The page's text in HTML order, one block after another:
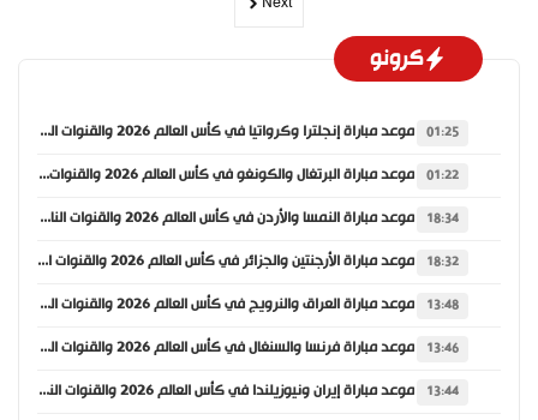
كرونو
01:25 موعد مباراة إنجلترا وكرواتيا في كأس العالم 2026 والقنوات الناقلة
01:22 موعد مباراة البرتغال والكونغو في كأس العالم 2026 والقنوات الناقلة
18:34 موعد مباراة النمسا والأردن في كأس العالم 2026 والقنوات الناقلة
18:32 موعد مباراة الأرجنتين والجزائر في كأس العالم 2026 والقنوات الناقلة
13:48 موعد مباراة العراق والنرويج في كأس العالم 2026 والقنوات الناقلة
13:46 موعد مباراة فرنسا والسنغال في كأس العالم 2026 والقنوات الناقلة
13:44 موعد مباراة إيران ونيوزيلندا في كأس العالم 2026 والقنوات الناقلة